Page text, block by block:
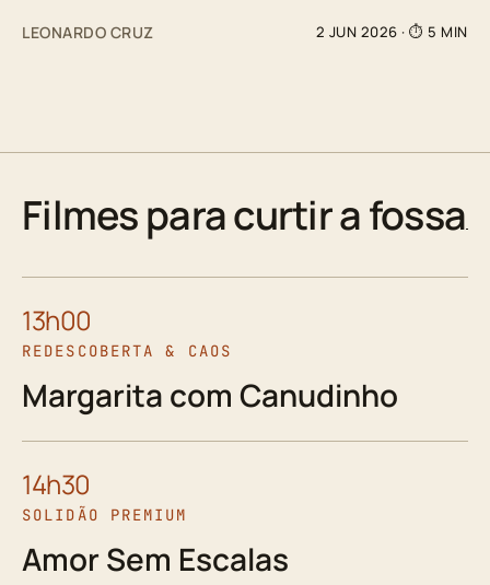
LEONARDO CRUZ 2 JUN 2026 · ⏱ 5 MIN
Filmes para curtir a fossa
13h00
REDESCOBERTA & CAOS
Margarita com Canudinho
14h30
SOLIDÃO PREMIUM
Amor Sem Escalas